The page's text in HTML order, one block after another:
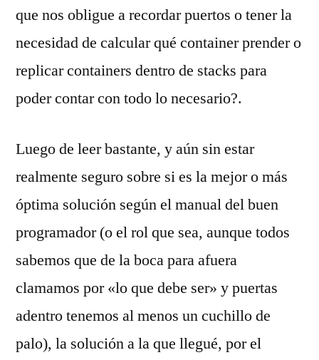
que nos obligue a recordar puertos o tener la
necesidad de calcular qué container prender o
replicar containers dentro de stacks para
poder contar con todo lo necesario?.
Luego de leer bastante, y aún sin estar
realmente seguro sobre si es la mejor o más
óptima solución según el manual del buen
programador (o el rol que sea, aunque todos
sabemos que de la boca para afuera
clamamos por «lo que debe ser» y puertas
adentro tenemos al menos un cuchillo de
palo), la solución a la que llegué, por el